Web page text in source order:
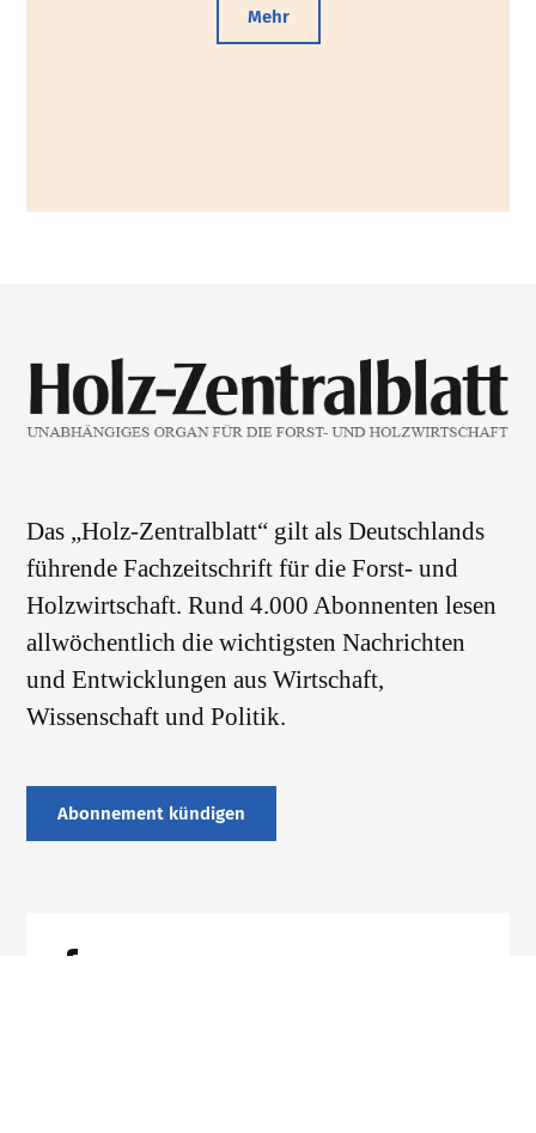
Mehr
Das „Holz-Zentralblatt“ gilt als Deutschlands
führende Fachzeitschrift für die Forst- und
Holzwirtschaft. Rund 4.000 Abonnenten lesen
allwöchentlich die wichtigsten Nachrichten
und Entwicklungen aus Wirtschaft,
Wissenschaft und Politik.
Abonnement kündigen